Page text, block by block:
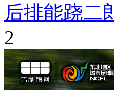
后排能跷二
2